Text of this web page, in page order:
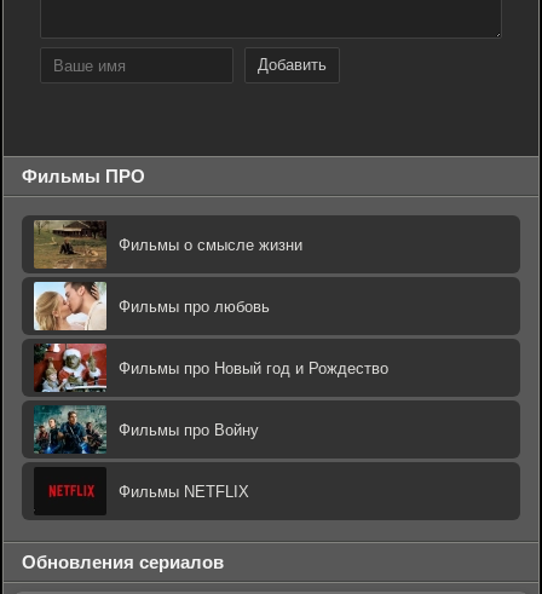
Добавить
Фильмы ПРО
Фильмы о смысле жизни
Фильмы про любовь
Фильмы про Новый год и Рождество
Фильмы про Войну
Фильмы NETFLIX
Обновления сериалов